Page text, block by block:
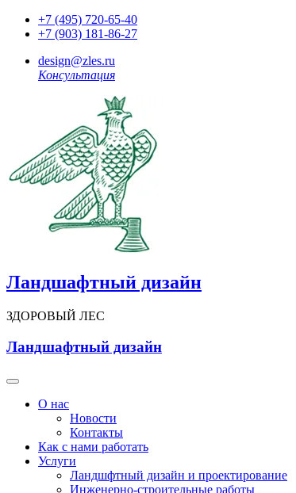
+7 (495) 720-65-40
+7 (903) 181-86-27
design@zles.ru
Консультация
Ландшафтный дизайн
ЗДОРОВЫЙ ЛЕС
Ландшафтный дизайн
О нас
Новости
Контакты
Как с нами работать
Услуги
Ландшфтный дизайн и проектирование
Инженерно-строительные работы